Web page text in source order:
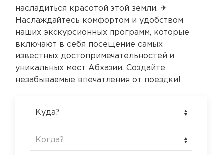
насладиться красотой этой земли. ✈
Наслаждайтесь комфортом и удобством
наших экскурсионных программ, которые
включают в себя посещение самых
известных достопримечательностей и
уникальных мест Абхазии. Создайте
незабываемые впечатления от поездки!
Куда?
Когда?